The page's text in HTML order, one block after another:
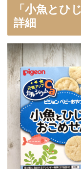
「 小魚とひ
詳細